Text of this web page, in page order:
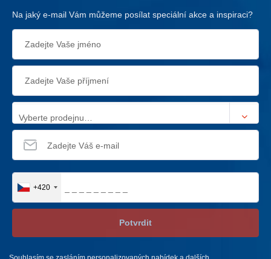
Na jaký e-mail Vám můžeme posílat speciální akce a inspiraci?
Vyberte prodejnu…
+420
Potvrdit